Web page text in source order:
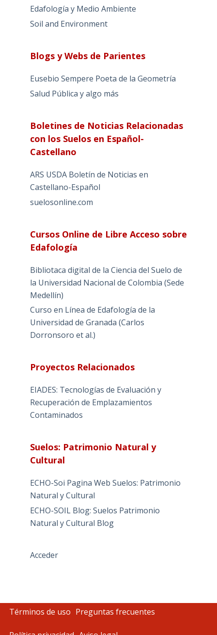
Edafología y Medio Ambiente
Soil and Environment
Blogs y Webs de Parientes
Eusebio Sempere Poeta de la Geometría
Salud Pública y algo más
Boletines de Noticias Relacionadas
con los Suelos en Español-
Castellano
ARS USDA Boletín de Noticias en
Castellano-Español
suelosonline.com
Cursos Online de Libre Acceso sobre
Edafología
Bibliotaca digital de la Ciencia del Suelo de
la Universidad Nacional de Colombia (Sede
Medellín)
Curso en Línea de Edafología de la
Universidad de Granada (Carlos
Dorronsoro et al.)
Proyectos Relacionados
EIADES: Tecnologías de Evaluación y
Recuperación de Emplazamientos
Contaminados
Suelos: Patrimonio Natural y
Cultural
ECHO-Soi Pagina Web Suelos: Patrimonio
Natural y Cultural
ECHO-SOIL Blog: Suelos Patrimonio
Natural y Cultural Blog
Acceder
Términos de uso Preguntas frecuentes